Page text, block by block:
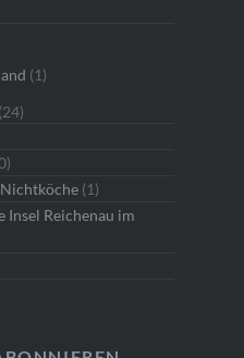
(1)
(24)
(1)
Insel Reichenau im